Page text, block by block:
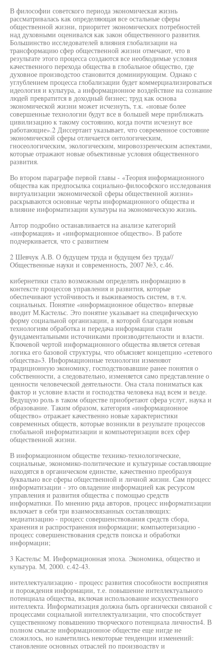
В философии советского периода экономическая жизнь
рассматривалась как определяющая все остальные сферы
общественной жизни, приоритет экономических потребностей
над духовными оценивался как закон общественного развития.
Большинство исследователей влияния глобализации на
трансформацию сфер общественной жизни отмечают, что в
результате этого процесса создаются все необходимые условия
качественного перехода общества в глобальное общество, где
духовное производстоо становится доминирующим. Однако с
углублением процесса глобализации будет коммерциализироваться
идеология и культура, а информационное воздействие на сознание
людей превратится в доходный бизнес; труд как основа
экономической жизни может исчезнуть, т.к. «новые более
совершенные технологии будут все в большей мере приближать
цивилизацию к такому состоянию, когда почти исчезнут все
работающие».2 Диссертант указывает, что современное состояние
экономической сферы отличается онтологическим,
гносеологическим, экологическим, мировоззренческим аспектами,
которые отражают новые объективные условия общественного
развития.
Во втором параграфе первой главы - «Теория информационного
общества как предпосылка социально-философского исследования
виртуализации экономической сферы общественной жизни»
раскрываются основные черты информационного общества и
влияние информатизации культуры на экономическую жизнь.
Автор подробно останавливается на анализе категорий
«информация» и «информационное общество». В работе
подчеркивается, что с развитием
2 Шевчук А.В. О будущем труда и будущем без труда//
Общественные науки и современность, 2007 №3, с.46.
кибернетики стало возможным определять информацию в
контексте процессов управления и развития, которые
обеспечивают устойчивость и выживаемость систем, в т.ч.
социальных. Понятие «информационное общество» впервые
вводит М.Кастельс. Это понятие указывает на специфическую
форму социальной организации, в которой благодаря новым
технологиям обработка и передача информации стали
фундаментальными источниками производительности и власти.
Ключевой чертой информационного общества является сетевая
логика его базовой структуры, что объясняет концепцию «сетевого
общества»3. Информационные технологии изменяют
традиционную экономику, господствовавшие ранее понятия о
собственности, а следовательно, изменяется само представление о
ценности человеческой деятельности. Она стала пониматься как
фактор и условие власти и господства человека над всем и везде.
Ведущую роль в таком обществе приобретают сфера услуг, наука и
образование. Таким образом, категория «информационное
общество» отражает качественно новые характеристики
современных обществ, которые возникли в результате процессов
глобальной информатизации и компьютеризации всех сфер
общественной жизни.
В информационном обществе технико-технологические,
социальные, экономико-политические и культурные составляющие
находятся в органическом единстве, качественно преобразуя
буквально все сферы общественной и личной жизни. Сам процесс
информатизации - это овладение информацией как ресурсом
управления и развития общества с помощью средств
информатики. По мнению ряда авторов, процесс информатизации
включает в себя три взаимосвязанных составляющих:
медиатизацию - процесс совершенствования средств сбора,
хранения и распространения информации; компьютеризацию -
процесс совершенствования средств поиска и обработки
информации;
3 Кастельс М. Информационная эпоха. Экономика, общество и
культура. М, 2000. с.42-43.
интеллектуализацию - процесс развития способности восприятия
и порождения информации, т.е. повышение интеллектуального
потенциала общества, включая использование искусственного
интеллекта. Информатизация должна быть органически связаной с
процессами социальной интеллектуализации, что способствует
существенному повышению творческого потенциала личности4. В
полном смысле информационное обществе еще нигде не
сложилось, но наметились некоторые тенденции изменений:
становление основных отраслей по производству и